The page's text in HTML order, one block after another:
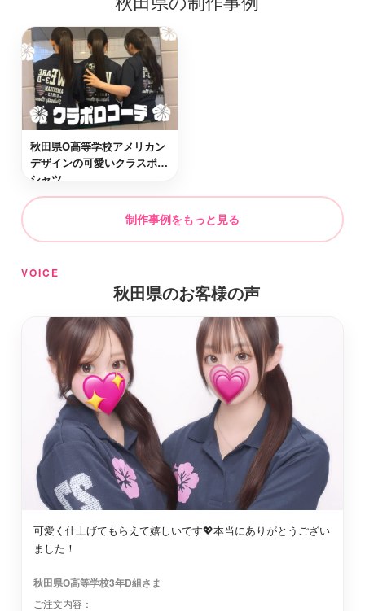
角田市
東松島市
遠田郡涌谷町
白石市 最短2日後お届け
石巻市 最短2日後お届け
仙台市太白区 最短2日後お届け
秋田県O高等学校アメリカン
デザインの可愛いクラスポロ
シャツ
制作事例をもっと見る
VOICE
秋田県のお客様の声
可愛く仕上げてもらえて嬉しいです💖本当にありがとうござい
ました！
秋田県O高等学校3年D組さま
ご注文内容：